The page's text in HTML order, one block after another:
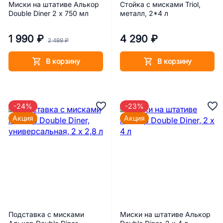
Миски на штативе Алькор
Double Diner 2 х 750 мл
1 990 ₽ 2 499 ₽
В корзину
Стойка с мисками Triol,
металл, 2*4 л
4 290 ₽
В корзину
Подставка с мисками
-24%
Акция
Миски на штативе Алькор
-23%
Акция